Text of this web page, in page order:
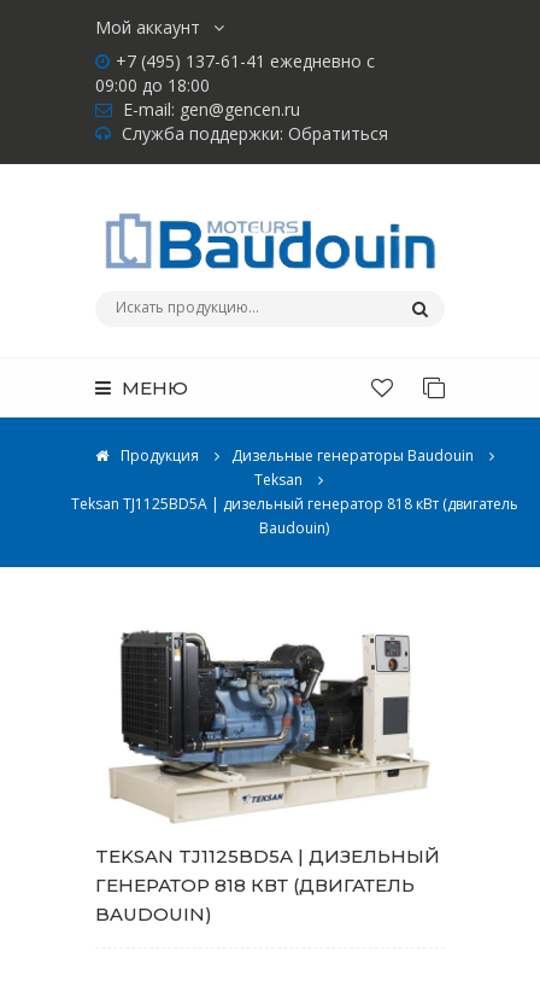
Мой аккаунт
+7 (495) 137-61-41 ежедневно с
09:00 до 18:00
E-mail: gen@gencen.ru
Служба поддержки: Обратиться
МЕНЮ
Продукция
Дизельные генераторы Baudouin
Teksan
Teksan TJ1125BD5A | дизельный генератор 818 кВт (двигатель
Baudouin)
TEKSAN TJ1125BD5A | ДИЗЕЛЬНЫЙ
ГЕНЕРАТОР 818 КВТ (ДВИГАТЕЛЬ
BAUDOUIN)